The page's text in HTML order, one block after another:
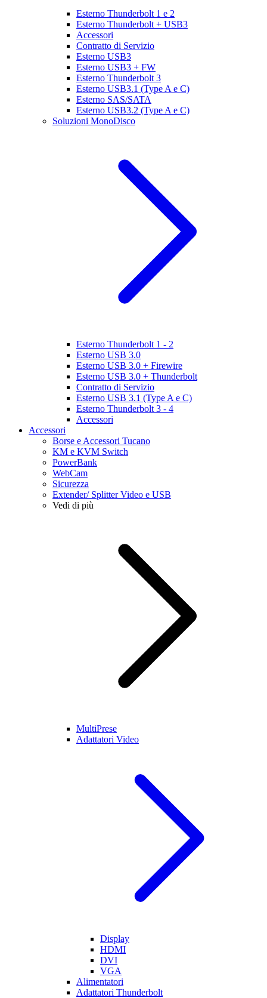
Esterno Thunderbolt 1 e 2
Esterno Thunderbolt + USB3
Accessori
Contratto di Servizio
Esterno USB3
Esterno USB3 + FW
Esterno Thunderbolt 3
Esterno USB3.1 (Type A e C)
Esterno SAS/SATA
Esterno USB3.2 (Type A e C)
Soluzioni MonoDisco
Esterno Thunderbolt 1 - 2
Esterno USB 3.0
Esterno USB 3.0 + Firewire
Esterno USB 3.0 + Thunderbolt
Contratto di Servizio
Esterno USB 3.1 (Type A e C)
Esterno Thunderbolt 3 - 4
Accessori
Accessori
Borse e Accessori Tucano
KM e KVM Switch
PowerBank
WebCam
Sicurezza
Extender/ Splitter Video e USB
Vedi di più
MultiPrese
Adattatori Video
Display
HDMI
DVI
VGA
Alimentatori
Adattatori Thunderbolt